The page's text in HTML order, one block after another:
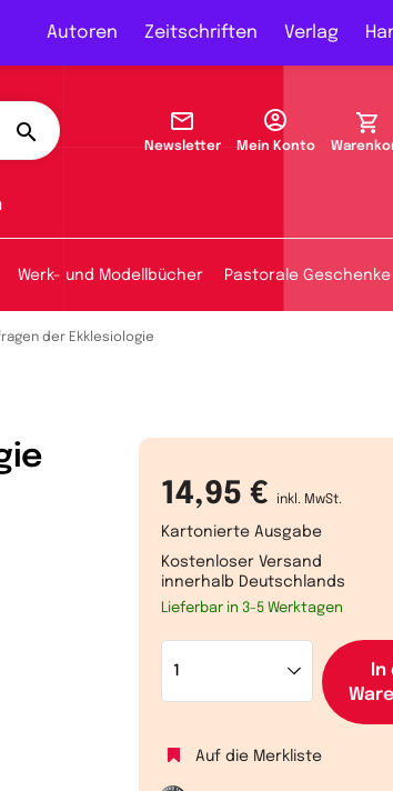
Autoren Zeitschriften Verlag
Newsletter Mein Konto
Werk- und Modellbücher Pastorale Geschenke
der Ekklesiologie
14,95 € inkl. MwSt.
Kartonierte Ausgabe
Kostenloser Versand
innerhalb Deutschlands
Lieferbar in 3-5 Werktagen
Auf die Merkliste